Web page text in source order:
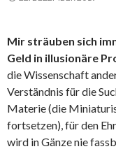
Mir sträuben sich
Geld in illusionäre
die Wissenschaft
Verständnis für die
Materie (die
fortsetzen), für den
wird in Gänze nie